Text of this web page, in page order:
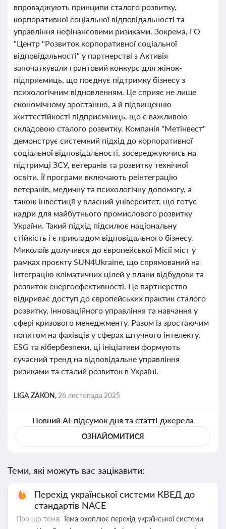
впроваджують принципи сталого розвитку,
корпоративної соціальної відповідальності та
управління нефінансовими ризиками. Зокрема, ГО
"Центр "Розвиток корпоративної соціальної
відповідальності" у партнерстві з Активія
започаткували грантовий конкурс для жінок-
підприємиць, що поєднує підтримку бізнесу з
психологічним відновленням. Це сприяє не лише
економічному зростанню, а й підвищенню
життєстійкості підприємниць, що є важливою
складовою сталого розвитку. Компанія "Метінвест"
демонструє системний підхід до корпоративної
соціальної відповідальності, зосереджуючись на
підтримці ЗСУ, ветеранів та розвитку технічної
освіти. Її програми включають реінтеграцію
ветеранів, медичну та психологічну допомогу, а
також інвестиції у власний університет, що готує
кадри для майбутнього промислового розвитку
України. Такий підхід підсилює національну
стійкість і є прикладом відповідального бізнесу.
Миколаїв долучився до європейської Місії міст у
рамках проєкту SUN4Ukraine, що спрямований на
інтеграцію кліматичних цілей у плани відбудови та
розвиток енергоефективності. Це партнерство
відкриває доступ до європейських практик сталого
розвитку, інноваційного управління та навчання у
сфері кризового менеджменту. Разом із зростаючим
попитом на фахівців у сферах штучного інтелекту,
ESG та кібербезпеки, ці ініціативи формують
сучасний тренд на відповідальне управління
ризиками та сталий розвиток в Україні.
LIGA ZAKON, 26 листопада 2025
Повний AI-підсумок дня та статті-джерела
ОЗНАЙОМИТИСЯ
Теми, які можуть вас зацікавити:
Перехід української системи КВЕД до
стандартів NACE
Про що тема: Тема охоплює перехід української системи